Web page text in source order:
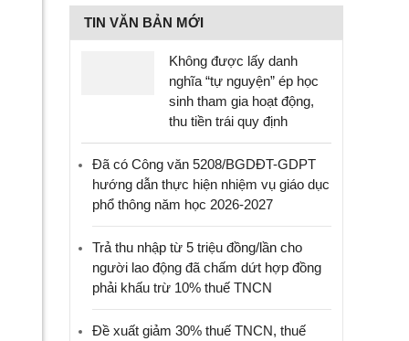
TIN VĂN BẢN MỚI
Không được lấy danh
nghĩa “tự nguyện” ép học
sinh tham gia hoạt động,
thu tiền trái quy định
Đã có Công văn 5208/BGDĐT-GDPT
hướng dẫn thực hiện nhiệm vụ giáo dục
phổ thông năm học 2026-2027
Trả thu nhập từ 5 triệu đồng/lần cho
người lao động đã chấm dứt hợp đồng
phải khấu trừ 10% thuế TNCN
Đề xuất giảm 30% thuế TNCN, thuế